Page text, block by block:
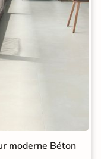
moderne Béton